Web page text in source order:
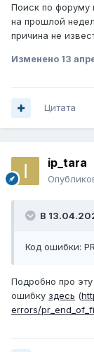
Поиск по форуму
на прошлой
причина не
Изменено 13
Цитата
ip_tara
В
Код ошибки:
Подробно про эту
ошибку здесь (
errors/